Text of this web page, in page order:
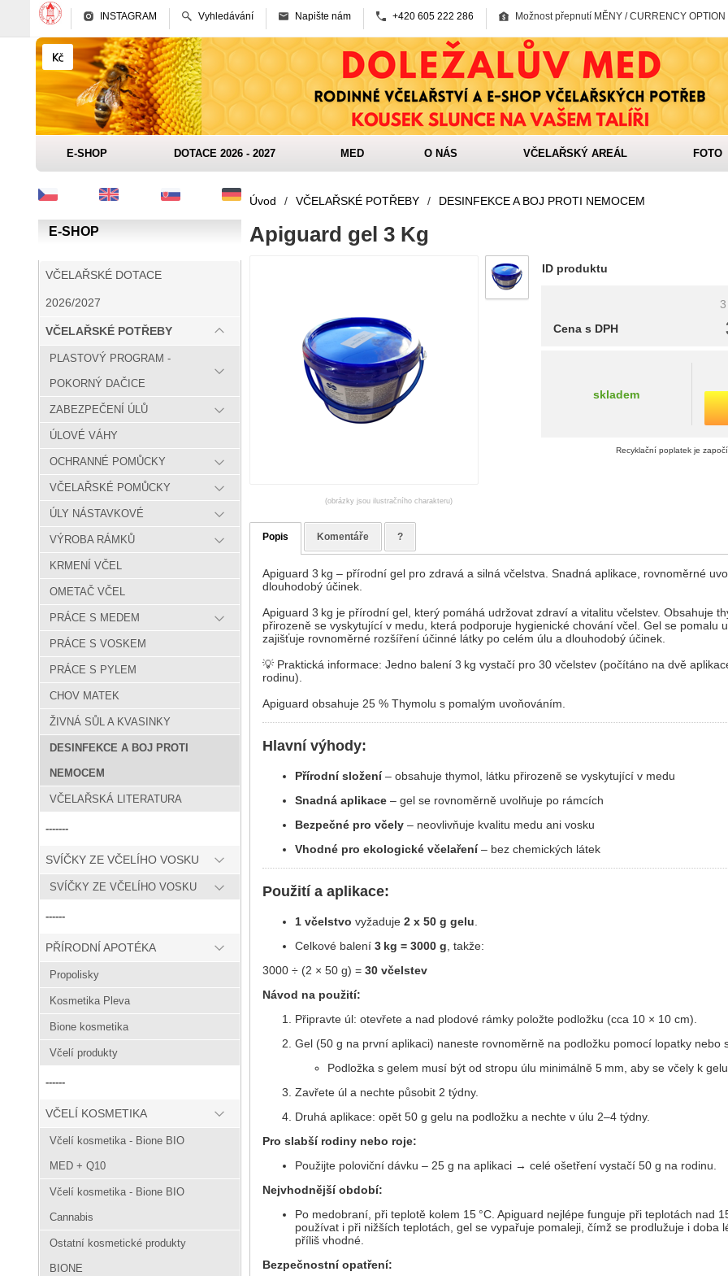
INSTAGRAM Vyhledávání Napište nám +420 605 222 286 Možnost přepnutí MĚNY / CURRENCY OPTION
E-SHOP DOTACE 2026 - 2027 MED O NÁS VČELAŘSKÝ AREÁL FOTO
E-SHOP
VČELAŘSKÉ DOTACE
2026/2027
VČELAŘSKÉ POTŘEBY
PLASTOVÝ PROGRAM -
POKORNÝ DAČICE
ZABEZPEČENÍ ÚLŮ
ÚLOVÉ VÁHY
OCHRANNÉ POMŮCKY
VČELAŘSKÉ POMŮCKY
ÚLY NÁSTAVKOVÉ
VÝROBA RÁMKŮ
KRMENÍ VČEL
OMETAČ VČEL
PRÁCE S MEDEM
PRÁCE S VOSKEM
PRÁCE S PYLEM
CHOV MATEK
ŽIVNÁ SŮL A KVASINKY
DESINFEKCE A BOJ PROTI
NEMOCEM
VČELAŘSKÁ LITERATURA
-------
SVÍČKY ZE VČELÍHO VOSKU
SVÍČKY ZE VČELÍHO VOSKU
------
PŘÍRODNÍ APOTÉKA
Propolisky
Kosmetika Pleva
Bione kosmetika
Včelí produkty
------
VČELÍ KOSMETIKA
Včelí kosmetika - Bione BIO
MED + Q10
Včelí kosmetika - Bione BIO
Cannabis
Ostatní kosmetické produkty
BIONE
Úvod / VČELAŘSKÉ POTŘEBY / DESINFEKCE A BOJ PROTI NEMOCEM
Apiguard gel 3 Kg
(obrázky jsou ilustračního charakteru)
ID produktu
Cena s DPH
skladem
Recyklační poplatek je
Popis Komentáře ?
Apiguard 3 kg – přírodní gel pro zdravá a silná včelstva. Snadná aplikace, rovnoměrné
dlouhodobý účinek.
Apiguard 3 kg je přírodní gel, který pomáhá udržovat zdraví a vitalitu včelstev. Obsahuje
přirozeně se vyskytující v medu, která podporuje hygienické chování včel. Gel se pomalu
zajišťuje rovnoměrné rozšíření účinné látky po celém úlu a dlouhodobý účinek.
💡 Praktická informace: Jedno balení 3 kg vystačí pro 30 včelstev (počítáno na dvě
rodinu).
Apiguard obsahuje 25 % Thymolu s pomalým uvoňováním.
Hlavní výhody:
Přírodní složení– obsahuje thymol, látku přirozeně se vyskytující v medu
Snadná aplikace – gel se rovnoměrně uvolňuje po rámcích
Bezpečné pro včely – neovlivňuje kvalitu medu ani vosku
Vhodné pro ekologické včelaření– bez chemických látek
Použití a aplikace:
1 včelstvo vyžaduje 2 x 50 g gelu
Celkové balení 3 kg = 3000 g , takže:
3000 ÷ (2 × 50 g) = 30 včelstev
Návod na použití:
Připravte úl: otevřete a nad plodové rámky položte podložku (cca 10 × 10 cm).
Gel (50 g na první aplikaci) naneste rovnoměrně na podložku pomocí lopatky nebo
Podložka s gelem musí být od stropu úlu minimálně 5 mm, aby se včely k
Zavřete úl a nechte působit 2 týdny.
Druhá aplikace: opět 50 g gelu na podložku a nechte v úlu 2–4 týdny.
Pro slabší rodiny nebo roje:
Použijte poloviční dávku – 25 g na aplikaci → celé ošetření vystačí 50 g na rodinu.
Nejvhodnější období:
Po medobraní, při teplotě kolem 15 °C. Apiguard nejlépe funguje při teplotách nad
používat i při nižších teplotách, gel se vypařuje pomaleji, čímž se prodlužuje i doba
příliš vhodné.
Bezpečnostní opatření: